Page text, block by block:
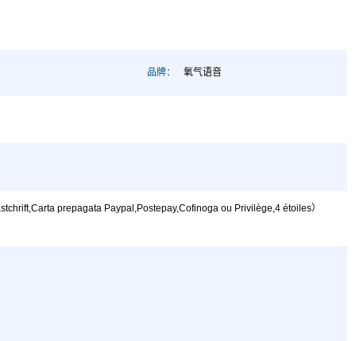
品牌： 氧气语音
prepagata Paypal,Postepay,Cofinoga ou Privilège,4 étoiles）